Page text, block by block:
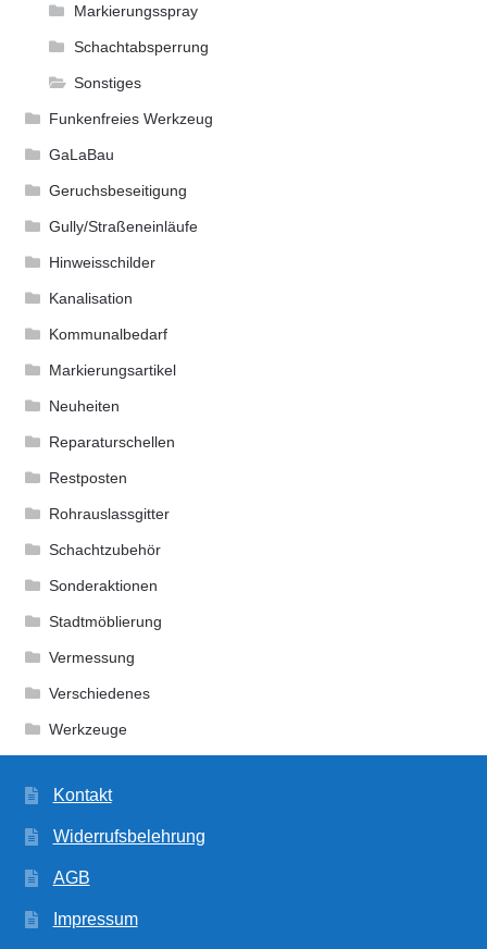
Markierungsspray
Schachtabsperrung
Sonstiges
Funkenfreies Werkzeug
GaLaBau
Geruchsbeseitigung
Gully/Straßeneinläufe
Hinweisschilder
Kanalisation
Kommunalbedarf
Markierungsartikel
Neuheiten
Reparaturschellen
Restposten
Rohrauslassgitter
Schachtzubehör
Sonderaktionen
Stadtmöblierung
Vermessung
Verschiedenes
Werkzeuge
Kontakt
Widerrufsbelehrung
AGB
Impressum